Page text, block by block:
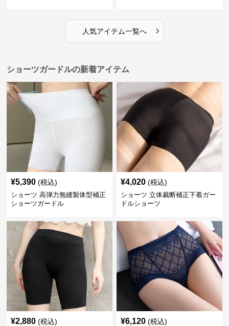
人気アイテム一覧へ ›
ショーツガードルの新着アイテム
¥5,390 (税込)
ショーツ 高弾力無縫製体型補正
ショーツガードル
¥4,020 (税込)
ショーツ 立体裁断補正下着ガー
ドルショーツ
¥2,880 (税込) ¥6,120 (税込)